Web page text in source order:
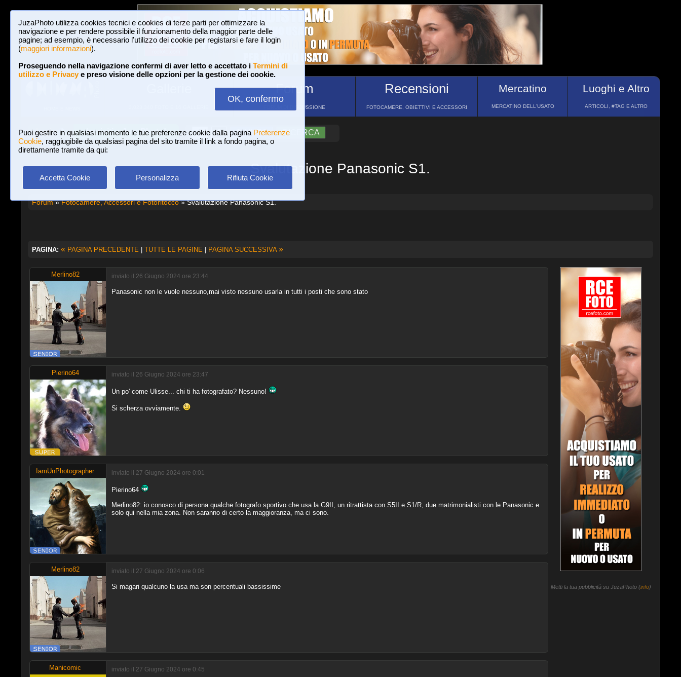
JuzaPhoto utilizza cookies tecnici e cookies di terze parti per ottimizzare la
navigazione e per rendere possibile il funzionamento della maggior parte delle
pagine; ad esempio, è necessario l'utilizzo dei cookie per registarsi e fare il login
(maggiori informazioni).
Proseguendo nella navigazione confermi di aver letto e accettato i Termini di
utilizzo e Privacye preso visione delle opzioni per la gestione dei cookie.
OK, confermo
Puoi gestire in qualsiasi momento le tue preferenze cookie dalla pagina Preferenze
Cookie, raggiugibile da qualsiasi pagina del sito tramite il link a fondo pagina, o
direttamente tramite da qui:
Accetta Cookie Personalizza Rifiuta Cookie
Forum
FORUM DI DISCUSSIONE
Recensioni
FOTOCAMERE, OBIETTIVI E ACCESSORI
Mercatino
MERCATINO DELL'USATO
Luoghi e Altro
ARTICOLI, #TAG E ALTRO
Login Iscriviti a JuzaPhoto! A A ?AIUTO RICERCA
Svalutazione Panasonic S1.
Forum»Fotocamere, Accessori e Fotoritocco» Svalutazione Panasonic S1.
PAGINA: « PAGINA PRECEDENTE | TUTTE LE PAGINE | PAGINA SUCCESSIVA »
Merlino82 inviato il 26 Giugno 2024 ore 23:44
Panasonic non le vuole nessuno,mai visto nessuno usarla in tutti i posti che sono stato
Pierino64 inviato il 26 Giugno 2024 ore 23:47
Un po' come Ulisse... chi ti ha fotografato? Nessuno!
Si scherza ovviamente.
IamUnPhotographer inviato il 27 Giugno 2024 ore 0:01
Pierino64
Merlino82: io conosco di persona qualche fotografo sportivo che usa la G9II, un ritrattista con S5II e S1/R, due matrimonialisti con le Panasonic e
solo qui nella mia zona. Non saranno di certo la maggioranza, ma ci sono.
Merlino82 inviato il 27 Giugno 2024 ore 0:06
Si magari qualcuno la usa ma son percentuali bassissime
Manicomic inviato il 27 Giugno 2024 ore 0:45
Metti la tua pubblicità su JuzaPhoto (info)